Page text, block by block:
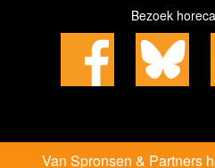
Bezoek
Van Spronsen & Partners